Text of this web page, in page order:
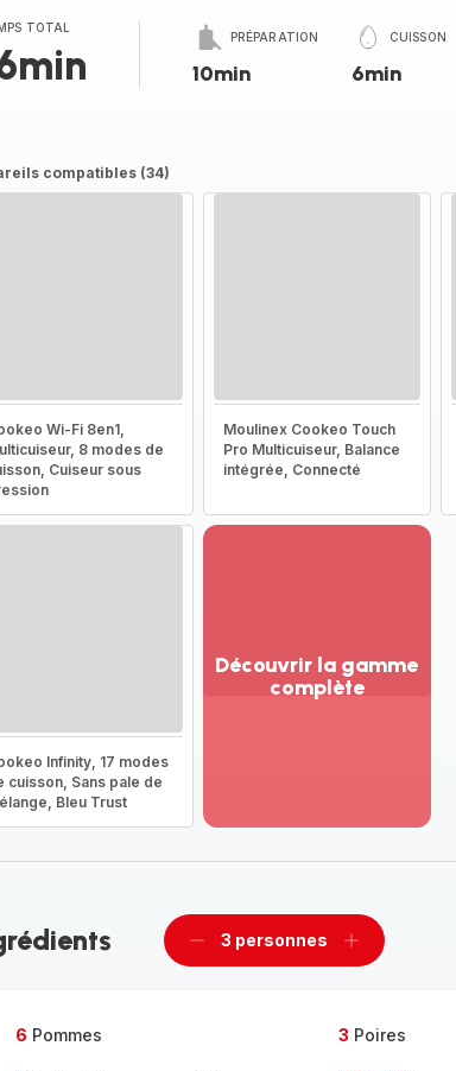
TOTAL
PRÉPARATION
10min
CUISSON
6min
compatibles (34)
Wi-Fi 8en1,
8 modes de
Cuiseur sous
Moulinex Cookeo Touch
Pro Multicuiseur, Balance
intégrée, Connecté
Infinity, 17 modes
cuisson, Sans pale de
Bleu Trust
Découvrir la gamme
complète
gamme
Supprimer
3 personnes
Ajouter
6 Pommes 3 Poires